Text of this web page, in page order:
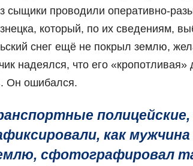
сыщики проводили оперативно-
который, по их сведениям,
снег ещё не покрыл землю,
надеялся, что его
Он ошибался.
как
сфотографировал